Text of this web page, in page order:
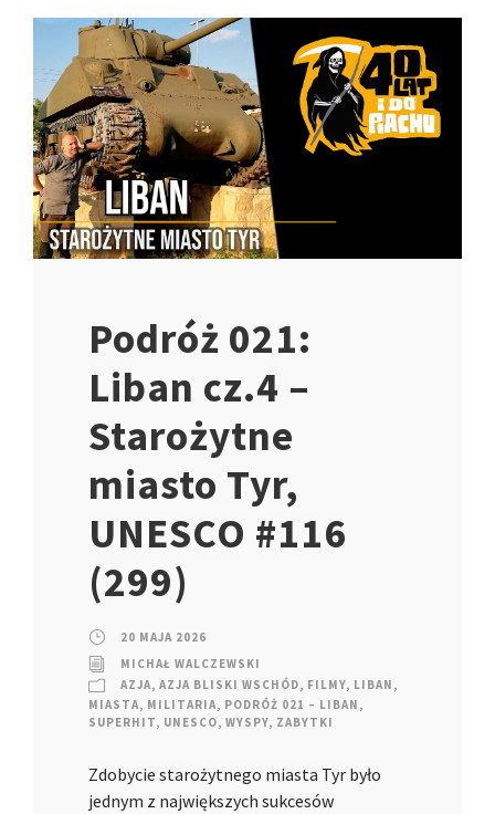
Podróż 021:
Liban cz.4 –
Starożytne
miasto Tyr,
UNESCO #116
(299)
20 MAJA 2026
MICHAŁ WALCZEWSKI
AZJA, AZJA BLISKI WSCHÓD, FILMY, LIBAN ,
MIASTA, MILITARIA, PODRÓŻ 021 – LIBAN ,
SUPERHIT, UNESCO, WYSPY, ZABYTKI
Zdobycie starożytnego miasta Tyr było
jednym z największych sukcesów